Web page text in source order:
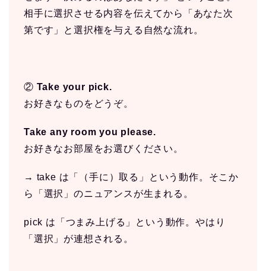
相手に選択させる内容を伝えてから「あなた次
第です」と選択権を与える自然な流れ。
② Take your pick.
お好きなものをどうぞ。
Take any room you please.
お好きなお部屋をお選びください。
→ take は「（手に）取る」という動作。そこか
ら「選択」のニュアンスが生まれる。
pick は「つまみ上げる」という動作。やはり
「選択」が連想される。